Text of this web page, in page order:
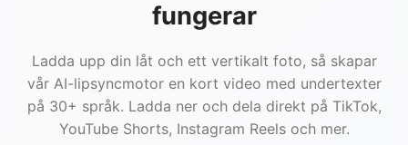
fungerar
Ladda upp din låt och ett vertikalt foto, så skapar
vår AI-lipsyncmotor en kort video med undertexter
på 30+ språk. Ladda ner och dela direkt på TikTok,
YouTube Shorts, Instagram Reels och mer.